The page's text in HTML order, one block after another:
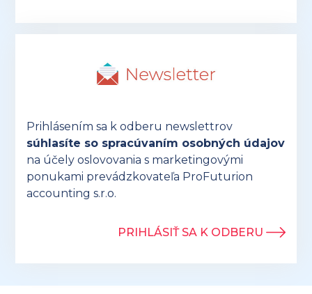
Prihlásením sa k odberu newslettrov
súhlasíte so spracúvaním osobných údajov
na účely oslovovania s marketingovými
ponukami prevádzkovateľa ProFuturion
accounting s.r.o.
PRIHLÁSIŤ SA K ODBERU